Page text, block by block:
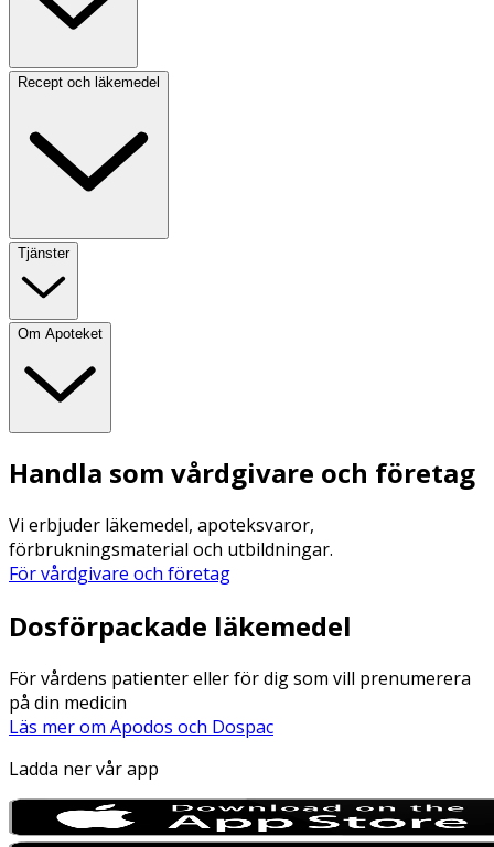
Recept och läkemedel
Tjänster
Om Apoteket
Handla som vårdgivare och företag
Vi erbjuder läkemedel, apoteksvaror,
förbrukningsmaterial och utbildningar.
För vårdgivare och företag
Dosförpackade läkemedel
För vårdens patienter eller för dig som vill prenumerera
på din medicin
Läs mer om Apodos och Dospac
Ladda ner vår app